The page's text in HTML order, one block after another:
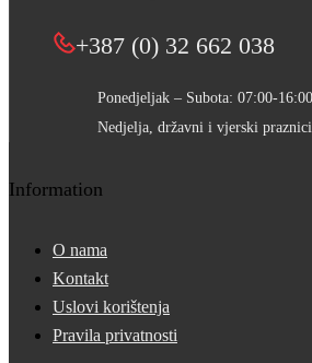
+387 (0) 32 662 038
Ponedjeljak – Subota: 07:00-16:00
Nedjelja, državni i vjerski
Information
O nama
Kontakt
Uslovi korištenja
Pravila privatnosti